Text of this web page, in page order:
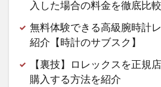
入した場合の料金を徹底比較
無料体験できる高級腕時計
紹介【時計のサブスク】
【裏技】ロレックスを正規
購入する方法を紹介